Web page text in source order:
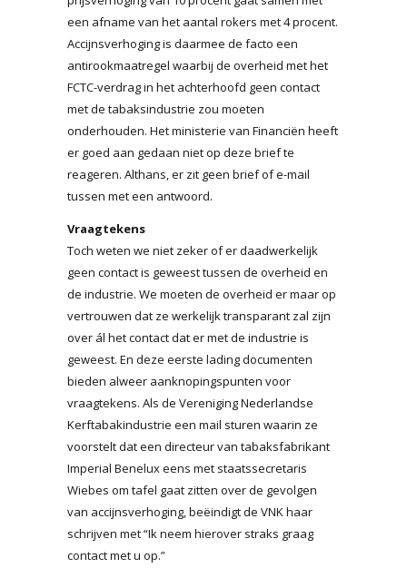
een afname van het aantal rokers met 4 procent.
Accijnsverhoging is daarmee de facto een
antirookmaatregel waarbij de overheid met het
FCTC-verdrag in het achterhoofd geen contact
met de tabaksindustrie zou moeten
onderhouden. Het ministerie van Financiën heeft
er goed aan gedaan niet op deze brief te
reageren. Althans, er zit geen brief of e-mail
tussen met een antwoord.
Vraagtekens
Toch weten we niet zeker of er daadwerkelijk
geen contact is geweest tussen de overheid en
de industrie. We moeten de overheid er maar op
vertrouwen dat ze werkelijk transparant zal zijn
over ál het contact dat er met de industrie is
geweest. En deze eerste lading documenten
bieden alweer aanknopingspunten voor
vraagtekens. Als de Vereniging Nederlandse
Kerftabakindustrie een mail sturen waarin ze
voorstelt dat een directeur van tabaksfabrikant
Imperial Benelux eens met staatssecretaris
Wiebes om tafel gaat zitten over de gevolgen
van accijnsverhoging, beëindigt de VNK haar
schrijven met “Ik neem hierover straks graag
contact met u op.”